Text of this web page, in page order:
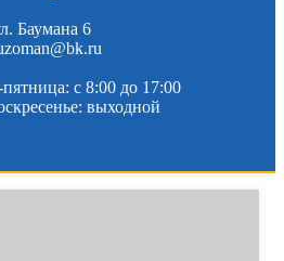
Баумана 6
c 8:00 до 17:00
выходной